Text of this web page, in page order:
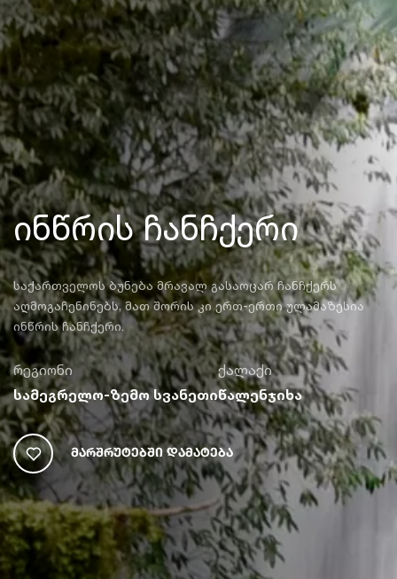
ინწრის ჩანჩქერი
საქართველოს ბუნება მრავალ გასაოცარ ჩანჩქერს
აღმოგაჩენინებს, მათ შორის კი ერთ-ერთი ულამაზესია
ინწრის ჩანჩქერი.
რეგიონი
სამეგრელო-ზემო სვანეთი
ქალაქი
წალენჯიხა
Მარშრუტებში Დამატება